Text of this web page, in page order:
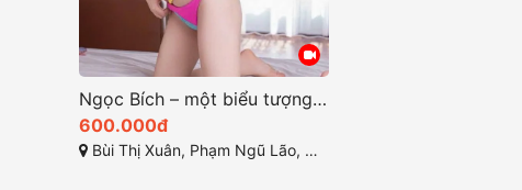
Ngọc Bích – một biểu tượng của vẻ đẹp hoàn hảo
600.000đ
Bùi Thị Xuân, Phạm Ngũ Lão, Quận 1, Thành phố Hồ Chí Minh